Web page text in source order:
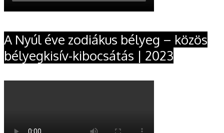
A Nyúl éve zodiákus bélyeg – közös
bélyegkisív-kibocsátás | 2023